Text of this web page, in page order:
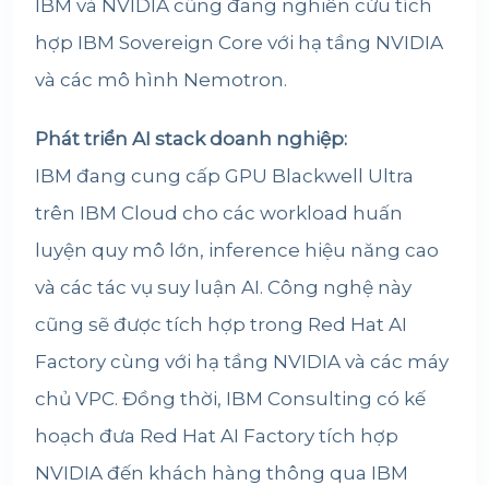
IBM và NVIDIA cũng đang nghiên cứu tích
hợp IBM Sovereign Core với hạ tầng NVIDIA
và các mô hình Nemotron.
Phát triển AI stack doanh nghiệp:
IBM đang cung cấp GPU Blackwell Ultra
trên IBM Cloud cho các workload huấn
luyện quy mô lớn, inference hiệu năng cao
và các tác vụ suy luận AI. Công nghệ này
cũng sẽ được tích hợp trong Red Hat AI
Factory cùng với hạ tầng NVIDIA và các máy
chủ VPC. Đồng thời, IBM Consulting có kế
hoạch đưa Red Hat AI Factory tích hợp
NVIDIA đến khách hàng thông qua IBM